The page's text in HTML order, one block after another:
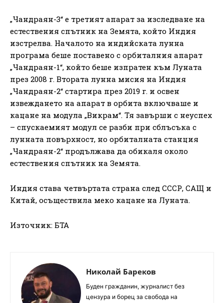
„Чандраян-3“ е третият апарат за изследване на
естествения спътник на Земята, който Индия
изстрелва. Началото на индийската лунна
програма беше поставено с орбиталния апарат
„Чандраян-1“, който беше изпратен към Луната
през 2008 г. Втората лунна мисия на Индия
„Чандраян-2“ стартира през 2019 г. и освен
извеждането на апарат в орбита включваше и
кацане на модула „Викрам“. Тя завърши с неуспех
– спускаемият модул се разби при сблъсъка с
лунната повърхност, но орбиталната станция
„Чандраян-2“ продължава да обикаля около
естествения спътник на Земята.
Индия става четвъртата страна след СССР, САЩ и
Китай, осъществила меко кацане на Луната.
Източник: БТА
Николай Бареков
Буден гражданин, журналист без
цензура и борец за свобода на